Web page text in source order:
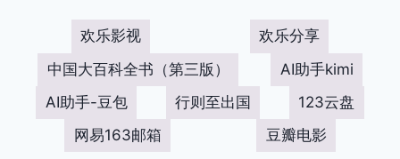
欢乐影视
欢乐分享
中国大百科全书（第三版）
AI助手kimi
AI助手-豆包
行则至出国
123云盘
网易163邮箱
豆瓣电影